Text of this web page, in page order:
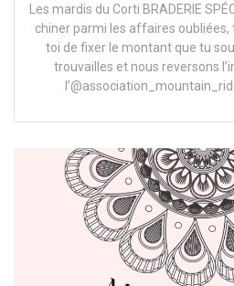
Les mardis du Corti BRADERIE
chiner parmi les affaires oubliées,
toi de fixer le montant que tu
trouvailles et nous reversons